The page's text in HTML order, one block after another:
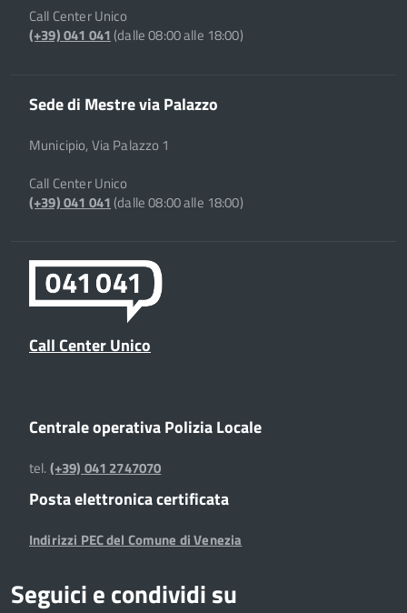
Call Center Unico
(+39) 041 041(dalle 08:00 alle 18:00)
Sede di Mestre via Palazzo
Municipio, Via Palazzo 1
Call Center Unico
(+39) 041 041(dalle 08:00 alle 18:00)
Call Center Unico
Centrale operativa Polizia Locale
tel.(+39) 041 2747070
Posta elettronica certificata
Indirizzi PEC del Comune di Venezia
Seguici e condividi su